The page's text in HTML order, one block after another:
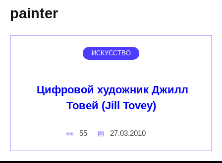
painter
ИСКУССТВО
Цифровой художник Джилл
Товей (Jill Tovey)
55 27.03.2010